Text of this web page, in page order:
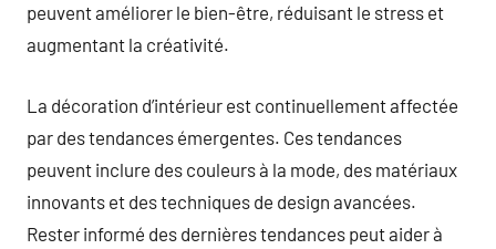
peuvent améliorer le bien-être, réduisant le stress et
augmentant la créativité.
La décoration d’intérieur est continuellement affectée
par des tendances émergentes. Ces tendances
peuvent inclure des couleurs à la mode, des matériaux
innovants et des techniques de design avancées.
Rester informé des dernières tendances peut aider à